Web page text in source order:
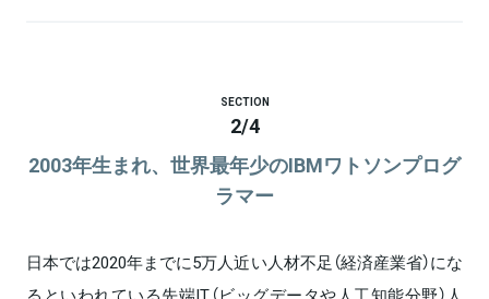
SECTION
2/4
2003年生まれ、世界最年少のIBMワトソンプログ
ラマー
日本では2020年までに5万人近い人材不足（経済産業省）にな